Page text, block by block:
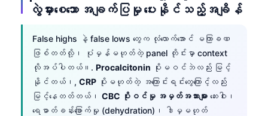
လွဲမှားစေသော အချက်ပြမှု ပေးနိုင်သည့်အချိန်
False highs နဲ့ false lows တွေက လုံလောက်အောင် မကြာခဏ
ဖြစ်တတ်လို့၊ ပုံမှန်မဟုတ်တဲ့ panel တိုင်းမှာ context
လိုအပ်ပါတယ်။. Procalcitonin ပိုးမဝင်ဘဲလည်း မြင့်
နိုင်တယ်၊, CRP ပိုးမဟုတ်တဲ့ အကြောင်းရင်းတွေကြောင့်လည်း
မြင့်နေတတ်တယ်၊ CBC ပိုးဝင်မှု အမှတ်အသားများ ဆေးဝါး၊
ရေဓာတ်ခန်းခြောက်မှု (dehydration)၊ ဒါမှမဟုတ်
Ελληνικά
Türkçe
Română
简体中文